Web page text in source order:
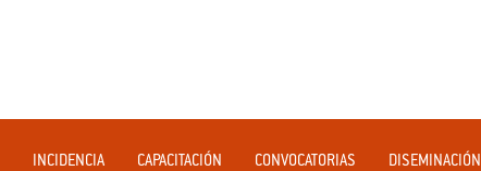
INCIDENCIA CAPACITACIÓN CONVOCATORIAS DISEMINACIÓN